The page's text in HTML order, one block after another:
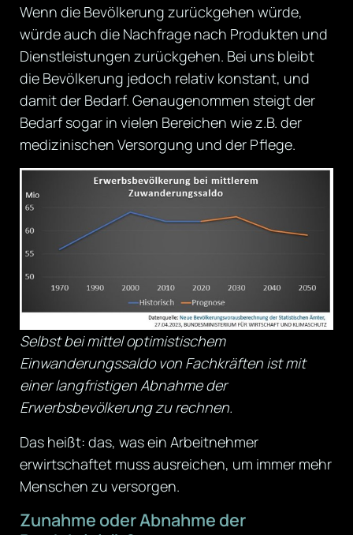
Wenn die Bevölkerung zurückgehen würde,
würde auch die Nachfrage nach Produkten und
Dienstleistungen zurückgehen. Bei uns bleibt
die Bevölkerung jedoch relativ konstant, und
damit der Bedarf. Genaugenommen steigt der
Bedarf sogar in vielen Bereichen wie z.B. der
medizinischen Versorgung und der Pflege.
Selbst bei mittel optimistischem
Einwanderungssaldo von Fachkräften ist mit
einer langfristigen Abnahme der
Erwerbsbevölkerung zu rechnen.
Das heißt: das, was ein Arbeitnehmer
erwirtschaftet muss ausreichen, um immer mehr
Menschen zu versorgen.
Zunahme oder Abnahme der